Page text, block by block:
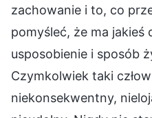
zachowanie i to, co
pomyśleć, że ma jakieś
usposobienie i sposób
Czymkolwiek taki
niekonsekwentny,